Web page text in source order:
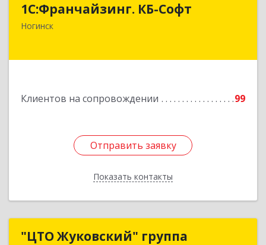
1С:Франчайзинг. КБ-Софт
Ногинск
Клиентов на сопровождении 99
Отправить заявку
Показать контакты
142400, Московская обл, г.о Богородский,
Ногинск г, Индустриальная ул, Здание № 41В,
Отправить заявку
Назад
"ЦТО Жуковский" группа
"ЦТО Жуковский" группа